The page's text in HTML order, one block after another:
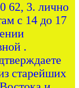
62, 3. лично
с 14 до 17
.
старейших